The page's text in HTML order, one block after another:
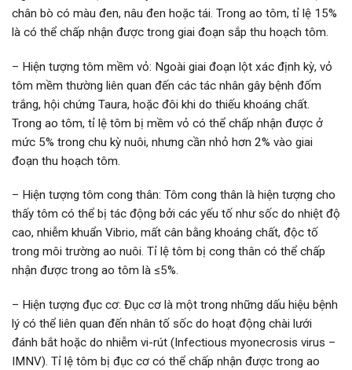
chân bò có màu đen, nâu đen hoặc tái. Trong ao tôm, tỉ lệ 15%
là có thể chấp nhận được trong giai đoạn sắp thu hoạch tôm.
– Hiện tượng tôm mềm vỏ: Ngoài giai đoạn lột xác định kỳ, vỏ
tôm mềm thường liên quan đến các tác nhân gây bệnh đốm
trắng, hội chứng Taura, hoặc đôi khi do thiếu khoáng chất.
Trong ao tôm, tỉ lệ tôm bị mềm vỏ có thể chấp nhận được ở
mức 5% trong chu kỳ nuôi, nhưng cần nhỏ hơn 2% vào giai
đoạn thu hoạch tôm.
– Hiện tượng tôm cong thân: Tôm cong thân là hiện tượng cho
thấy tôm có thể bị tác động bởi các yếu tố như sốc do nhiệt độ
cao, nhiễm khuẩn Vibrio, mất cân bằng khoáng chất, độc tố
trong môi trường ao nuôi. Tỉ lệ tôm bị cong thân có thể chấp
nhận được trong ao tôm là ≤5%.
– Hiện tượng đục cơ: Đục cơ là một trong những dấu hiệu bệnh
lý có thể liên quan đến nhân tố sốc do hoạt động chài lưới
đánh bắt hoặc do nhiễm vi-rút (Infectious myonecrosis virus –
IMNV). Tỉ lệ tôm bị đục cơ có thể chấp nhận được trong ao